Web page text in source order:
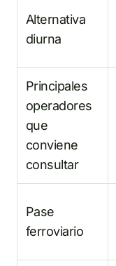
Alternativa
diurna
Principales
operadores
que
conviene
consultar
Pase
ferroviario